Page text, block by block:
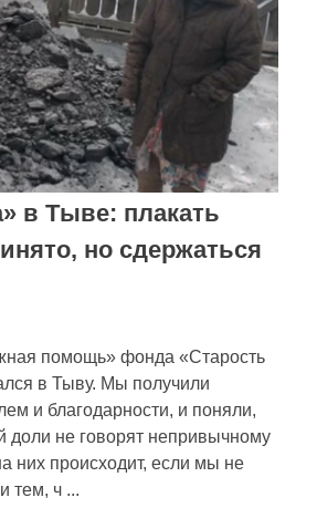
в Тыве: плакать
но сдержаться
помощь» фонда «Старость
в Тыву. Мы получили
и благодарности, и поняли,
доли не говорят непривычному
них происходит, если мы не
тем, ч ...